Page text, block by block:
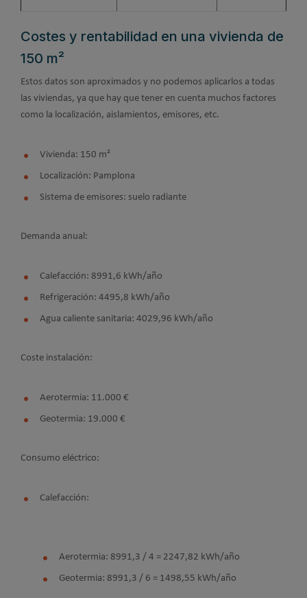
Costes y rentabilidad en una vivienda de
150 m²
Estos datos son aproximados y no podemos aplicarlos a todas
las viviendas, ya que hay que tener en cuenta muchos factores
como la localización, aislamientos, emisores, etc.
Vivienda: 150 m²
Localización: Pamplona
Sistema de emisores: suelo radiante
Demanda anual:
Calefacción: 8991,6 kWh/año
Refrigeración: 4495,8 kWh/año
Agua caliente sanitaria: 4029,96 kWh/año
Coste instalación:
Aerotermia: 11.000 €
Geotermia: 19.000 €
Consumo eléctrico:
Calefacción:
Aerotermia: 8991,3 / 4 = 2247,82 kWh/año
Geotermia: 8991,3 / 6 = 1498,55 kWh/año